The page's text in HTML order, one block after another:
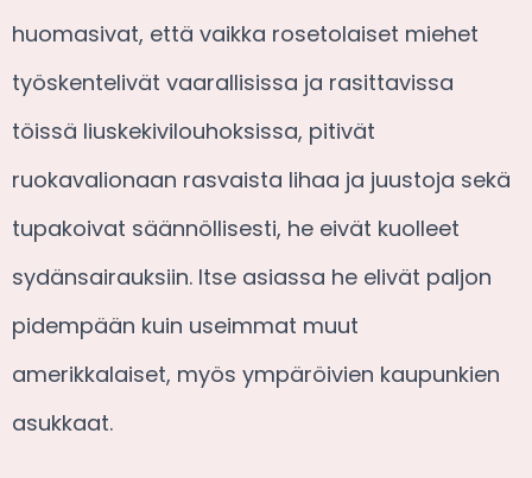
huomasivat, että vaikka rosetolaiset miehet
työskentelivät vaarallisissa ja rasittavissa
töissä liuskekivilouhoksissa, pitivät
ruokavalionaan rasvaista lihaa ja juustoja sekä
tupakoivat säännöllisesti, he eivät kuolleet
sydänsairauksiin. Itse asiassa he elivät paljon
pidempään kuin useimmat muut
amerikkalaiset, myös ympäröivien kaupunkien
asukkaat.